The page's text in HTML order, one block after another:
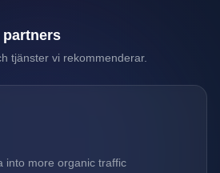
partners
tjänster vi rekommenderar.
into more organic traffic